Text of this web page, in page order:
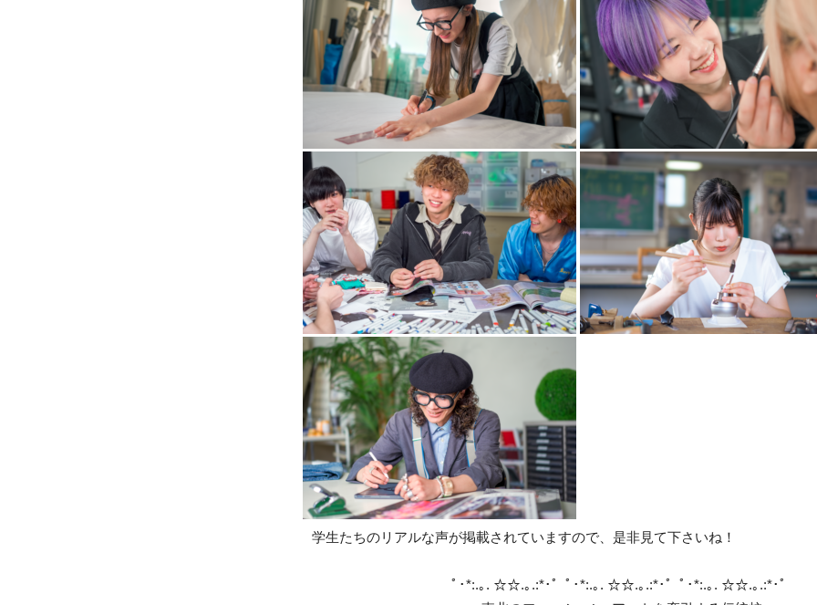
学生たちのリアルな声が掲載されていますので、是非見て下さいね！
ﾟ･*:.｡. ☆☆.｡.:*･゜ﾟ･*:.｡. ☆☆.｡.:*･゜ﾟ･*:.｡. ☆☆.｡.:*･゜